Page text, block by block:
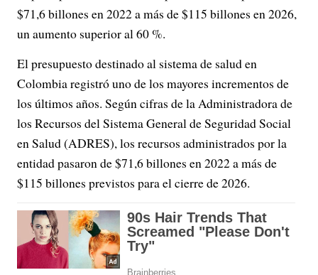
$71,6 billones en 2022 a más de $115 billones en 2026,
un aumento superior al 60 %.
El presupuesto destinado al sistema de salud en
Colombia registró uno de los mayores incrementos de
los últimos años. Según cifras de la Administradora de
los Recursos del Sistema General de Seguridad Social
en Salud (ADRES), los recursos administrados por la
entidad pasaron de $71,6 billones en 2022 a más de
$115 billones previstos para el cierre de 2026.